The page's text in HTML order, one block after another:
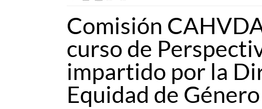
Comisión
curso de
impartido por la
Equidad de Género